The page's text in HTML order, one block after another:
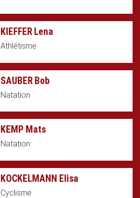
KIEFFER Lena
Athlétisme
SAUBER Bob
Natation
KEMP Mats
Natation
KOCKELMANN Elisa
Cyclisme